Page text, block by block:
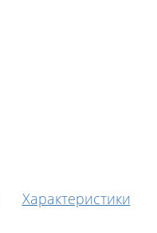
Характеристики